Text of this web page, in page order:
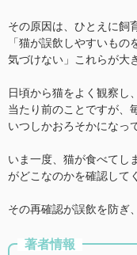
その原因は、ひとえに飼
「猫が誤飲しやすいも
気づけない」これらが大
日頃から猫をよく観察し
当たり前のことですが、
いつしかおろそかになっ
いま一度、猫が食べてし
がどこなのかを確認して
その再確認が誤飲を防ぎ
著者情報